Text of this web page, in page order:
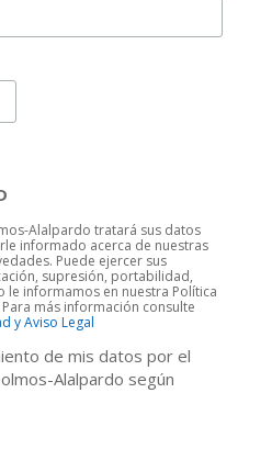
Alalpardo tratará sus datos
informado acerca de nuestras
Puede ejercer sus
supresión, portabilidad,
le informamos en nuestra Política
más información consulte
y Aviso Legal
de mis datos por el
Alalpardo según